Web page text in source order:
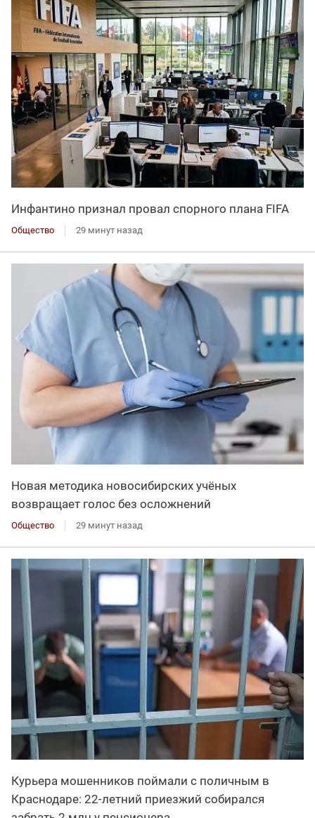
Инфантино признал провал спорного плана FIFA
Общество 29 минут назад
Новая методика новосибирских учёных
возвращает голос без осложнений
Общество 29 минут назад
Курьера мошенников поймали с поличным в
Краснодаре: 22-летний приезжий собирался